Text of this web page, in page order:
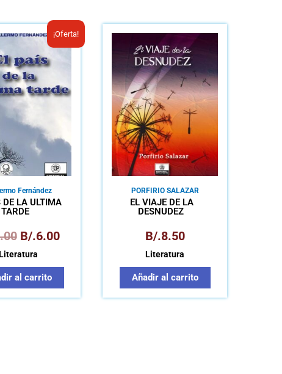
¡Oferta!
Fernández
DE LA ÚLTIMA
TARDE
El
precio
original
era:
B/.8.00.
B/.6.00
El
precio
B/.6.00.
al carrito
PORFIRIO SALAZAR
EL VIAJE DE LA
DESNUDEZ
B/.8.50
Literatura
Añadir al carrito